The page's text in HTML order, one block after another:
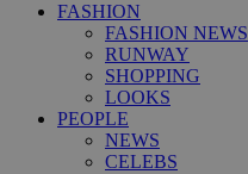
FASHION
FASHION NEWS
RUNWAY
SHOPPING
LOOKS
PEOPLE
NEWS
CELEBS